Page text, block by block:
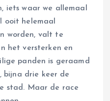
iets waar we allemaal
ooit helemaal
worden, valt te
het versterken en
panden is geraamd
bijna drie keer de
stad. Maar de race